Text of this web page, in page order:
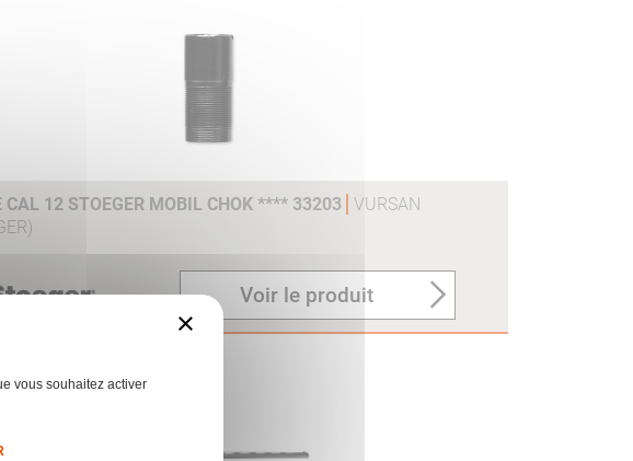
CAL 12 STOEGER MOBIL CHOK **** 33203
VURSAN
Voir le produit
×
vous souhaitez activer